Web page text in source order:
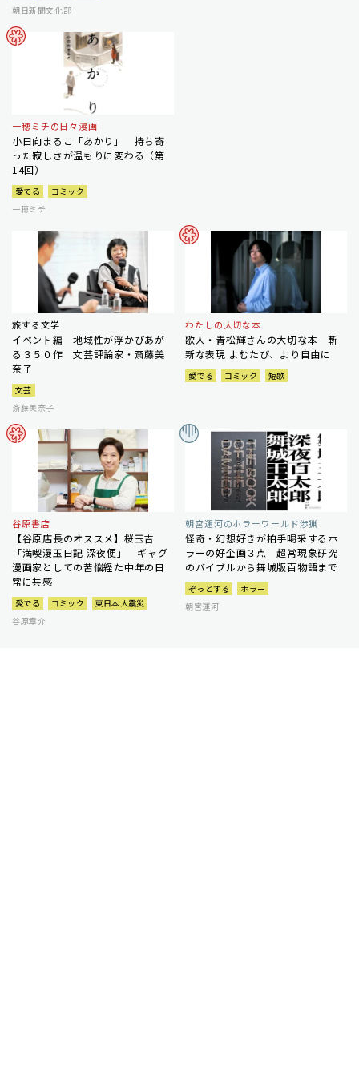
朝日新聞文化部
一穂ミチの日々漫画
小日向まるこ「あかり」 持ち寄
った寂しさが温もりに変わる（第
14回）
愛でる
コミック
一穂ミチ
旅する文学
イベント編 地域性が浮かびあが
る３５０作 文芸評論家・斎藤美
奈子
文芸
斎藤美奈子
わたしの大切な本
歌人・青松輝さんの大切な本 斬
新な表現 よむたび、より自由に
愛でる コミック 短歌
谷原書店
【谷原店長のオススメ】桜玉吉
「満喫漫玉日記 深夜便」 ギャグ
漫画家としての苦悩経た中年の日
常に共感
愛でる コミック
東日本大震災
谷原章介
朝宮運河のホラーワールド渉猟
怪奇・幻想好きが拍手喝采するホ
ラーの好企画３点 超常現象研究
のバイブルから舞城版百物語まで
ぞっとする
ホラー
朝宮運河